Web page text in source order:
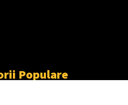
Populare